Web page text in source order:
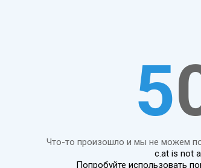
5
Что-то произошло и мы не можем
c.at is not
Попробуйте использовать